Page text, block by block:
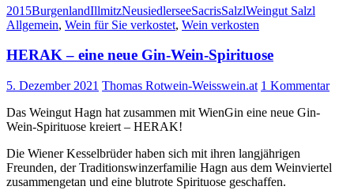
2015BurgenlandIllmitzNeusiedlerseeSacrisSalzlWeingut Salzl
Allgemein, Wein für Sie verkostet, Wein verkosten
HERAK – eine neue Gin-Wein-Spirituose
5. Dezember 2021 Thomas Rotwein-Weisswein.at 1 Kommentar
Das Weingut Hagn hat zusammen mit WienGin eine neue Gin-
Wein-Spirituose kreiert – HERAK!
Die Wiener Kesselbrüder haben sich mit ihren langjährigen
Freunden, der Traditionswinzerfamilie Hagn aus dem Weinviertel
zusammengetan und eine blutrote Spirituose geschaffen.